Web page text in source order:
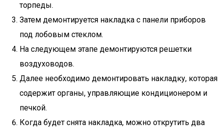
торпеды.
Затем демонтируется накладка с панели приборов
под лобовым стеклом.
На следующем этапе демонтируются решетки
воздуховодов.
Далее необходимо демонтировать накладку, которая
содержит органы, управляющие кондиционером и
печкой.
Когда будет снята накладка, можно открутить два